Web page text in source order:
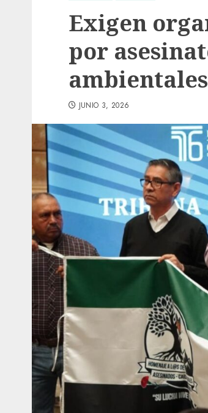
Exigen
por
JUNIO 3, 2026